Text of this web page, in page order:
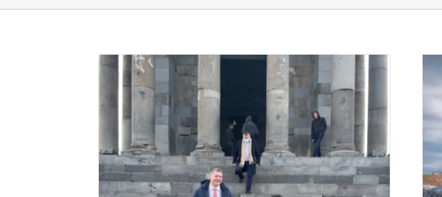
На территории историко-культурного
заповедника-музея “Гарни” ведутся работы по
благоустройству